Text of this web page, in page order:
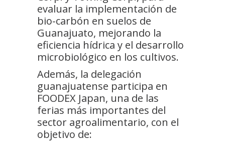
evaluar la implementación de
bio-carbón en suelos de
Guanajuato, mejorando la
eficiencia hídrica y el desarrollo
microbiológico en los cultivos.
Además, la delegación
guanajuatense participa en
FOODEX Japan, una de las
ferias más importantes del
sector agroalimentario, con el
objetivo de: